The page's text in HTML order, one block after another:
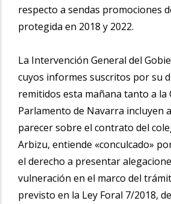
respecto a sendas promociones
protegida en 2018 y 2022.
La Intervención General del
cuyos informes suscritos por su
remitidos esta mañana tanto a la
Parlamento de Navarra incluyen
parecer sobre el contrato del
Arbizu, entiende «conculcado»
el derecho a presentar
vulneración en el marco del
previsto en la Ley Foral 7/2018,